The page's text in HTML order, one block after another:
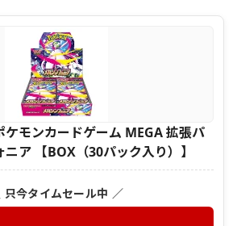
ケモンカードゲーム MEGA 拡張パ
ア 【BOX（30パック入り）】
只今タイムセール中 ／